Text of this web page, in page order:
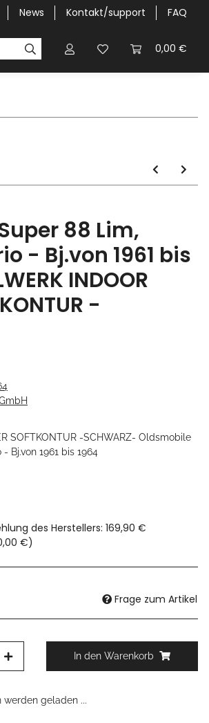
News Kontakt/support FAQ
0,00 €
Halbgaragen / Kapuzen nach
88 Lim,
- Bj.von 1961 bis
INDOOR
-
SOFTKONTUR -SCHWARZ- Oldsmobile
Bj.von 1961 bis 1964
des Herstellers: 169,90 €
€)
Frage zum Artikel
In den Warenkorb
werden geladen ...